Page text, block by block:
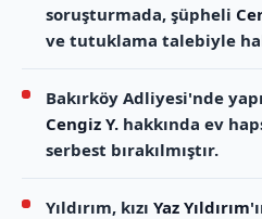
soruşturmada, şüpheli
ve tutuklama talebiyle
Bakırköy Adliyesi'nde
Cengiz Y. hakkında ev
serbest bırakılmıştır.
Yıldırım, kızı Yaz Yıldırım